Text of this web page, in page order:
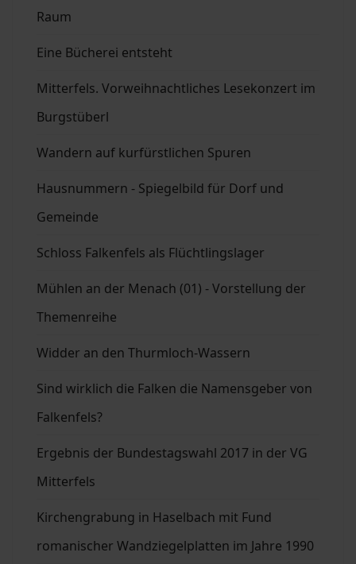
Raum
Eine Bücherei entsteht
Mitterfels. Vorweihnachtliches Lesekonzert im
Burgstüberl
Wandern auf kurfürstlichen Spuren
Hausnummern - Spiegelbild für Dorf und
Gemeinde
Schloss Falkenfels als Flüchtlingslager
Mühlen an der Menach (01) - Vorstellung der
Themenreihe
Widder an den Thurmloch-Wassern
Sind wirklich die Falken die Namensgeber von
Falkenfels?
Ergebnis der Bundestagswahl 2017 in der VG
Mitterfels
Kirchengrabung in Haselbach mit Fund
romanischer Wandziegelplatten im Jahre 1990